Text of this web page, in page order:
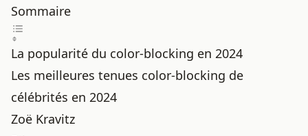
Sommaire
La popularité du color-blocking en 2024
Les meilleures tenues color-blocking de
célébrités en 2024
Zoë Kravitz